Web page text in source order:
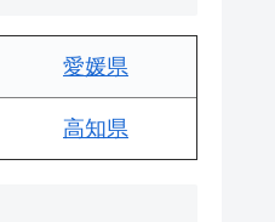
愛媛県
高知県